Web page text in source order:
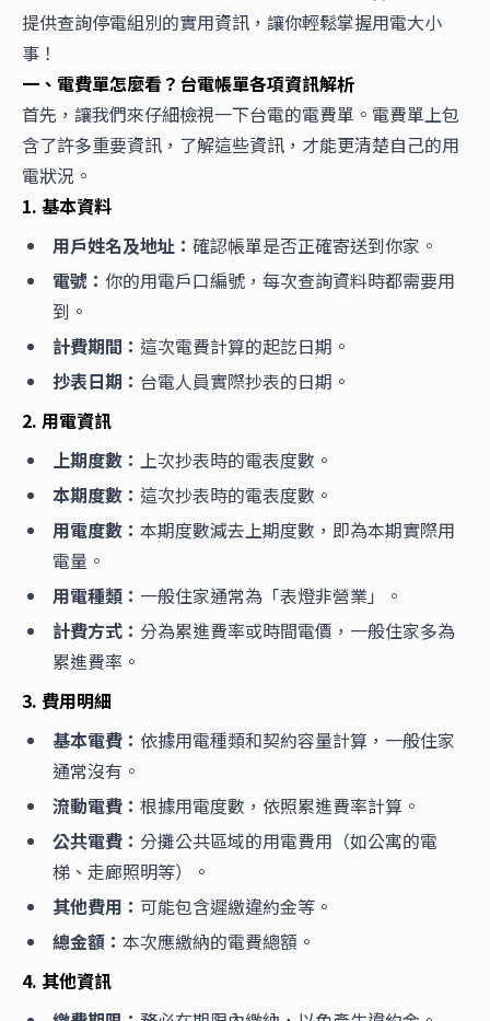
提供查詢停電組別的實用資訊，讓你輕鬆掌握用電大小
事！
一、電費單怎麼看？台電帳單各項資訊解析
首先，讓我們來仔細檢視一下台電的電費單。電費單上包
含了許多重要資訊，了解這些資訊，才能更清楚自己的用
電狀況。
1. 基本資料
用戶姓名及地址： 確認帳單是否正確寄送到你家。
電號： 你的用電戶口編號，每次查詢資料時都需要用
到。
計費期間： 這次電費計算的起訖日期。
抄表日期： 台電人員實際抄表的日期。
2. 用電資訊
上期度數： 上次抄表時的電表度數。
本期度數： 這次抄表時的電表度數。
用電度數： 本期度數減去上期度數，即為本期實際用
電量。
用電種類： 一般住家通常為「表燈非營業」。
計費方式： 分為累進費率或時間電價，一般住家多為
累進費率。
3. 費用明細
基本電費： 依據用電種類和契約容量計算，一般住家
通常沒有。
流動電費： 根據用電度數，依照累進費率計算。
公共電費： 分攤公共區域的用電費用（如公寓的電
梯、走廊照明等）。
其他費用： 可能包含遲繳違約金等。
總金額： 本次應繳納的電費總額。
4. 其他資訊